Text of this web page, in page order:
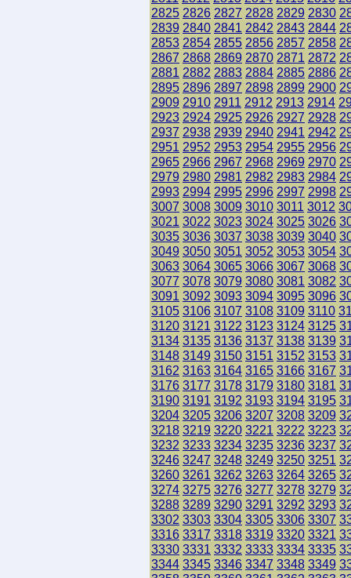
2825 2826 2827 2828 2829 2830
2839 2840 2841 2842 2843 2844
2853 2854 2855 2856 2857 2858
2867 2868 2869 2870 2871 2872
2881 2882 2883 2884 2885 2886
2895 2896 2897 2898 2899 2900
2909 2910 2911 2912 2913 2914
2923 2924 2925 2926 2927 2928
2937 2938 2939 2940 2941 2942
2951 2952 2953 2954 2955 2956
2965 2966 2967 2968 2969 2970
2979 2980 2981 2982 2983 2984
2993 2994 2995 2996 2997 2998
3007 3008 3009 3010 3011 3012
3021 3022 3023 3024 3025 3026
3035 3036 3037 3038 3039 3040
3049 3050 3051 3052 3053 3054
3063 3064 3065 3066 3067 3068
3077 3078 3079 3080 3081 3082
3091 3092 3093 3094 3095 3096
3105 3106 3107 3108 3109 3110
3120 3121 3122 3123 3124 3125
3134 3135 3136 3137 3138 3139
3148 3149 3150 3151 3152 3153
3162 3163 3164 3165 3166 3167
3176 3177 3178 3179 3180 3181
3190 3191 3192 3193 3194 3195
3204 3205 3206 3207 3208 3209
3218 3219 3220 3221 3222 3223
3232 3233 3234 3235 3236 3237
3246 3247 3248 3249 3250 3251
3260 3261 3262 3263 3264 3265
3274 3275 3276 3277 3278 3279
3288 3289 3290 3291 3292 3293
3302 3303 3304 3305 3306 3307
3316 3317 3318 3319 3320 3321
3330 3331 3332 3333 3334 3335
3344 3345 3346 3347 3348 3349